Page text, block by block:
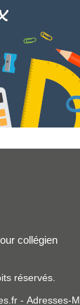
collégien
réservés.
- Adresses-